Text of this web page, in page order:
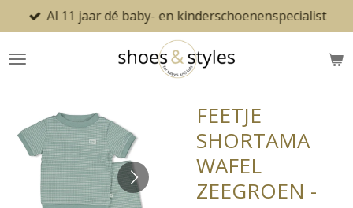
direct
naar
Al 11 jaar dé baby- en kinderschoenenspecialist
FEETJE
SHORTAMA
WAFEL
ZEEGROEN -